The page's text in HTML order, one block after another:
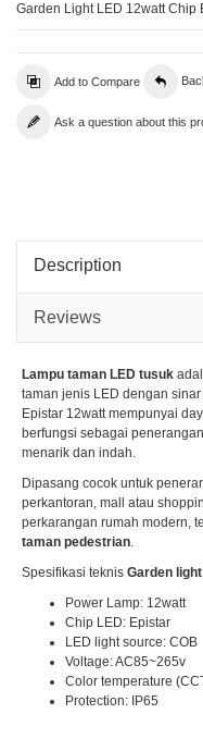
Garden Light LED 12watt Chip
Add to Compare
Ask a question about this
Description
Reviews
Lampu taman LED tusuk
taman jenis LED dengan
Epistar 12watt mempunyai
berfungsi sebagai
menarik dan indah.
Dipasang cocok untuk
perkantoran, mall atau
perkarangan rumah modern,
taman pedestrian.
Spesifikasi teknis Garden
Power Lamp: 12watt
Chip LED: Epistar
LED light source: COB
Voltage: AC85~265v
Color temperature
Protection: IP65